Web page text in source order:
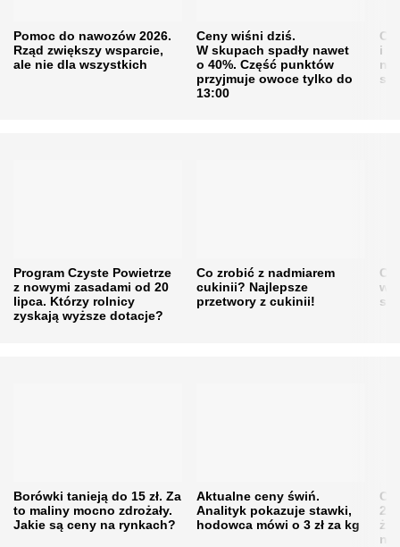
Pomoc do nawozów 2026.
Rząd zwiększy wsparcie,
ale nie dla wszystkich
Ceny wiśni dziś.
W skupach spadły nawet
o 40%. Część punktów
przyjmuje owoce tylko do
13:00
i
Program Czyste Powietrze
z nowymi zasadami od 20
lipca. Którzy rolnicy
zyskają wyższe dotacje?
Co zrobić z nadmiarem
cukinii? Najlepsze
przetwory z cukinii!
w
Borówki tanieją do 15 zł. Za
to maliny mocno zdrożały.
Jakie są ceny na rynkach?
Aktualne ceny świń.
Analityk pokazuje stawki,
hodowca mówi o 3 zł za kg